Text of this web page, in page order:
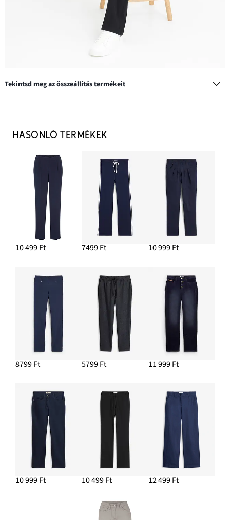
Tekintsd meg az összeállítás termékeit
9299 Ft
HOZZÁADÁS A KOSÁRHOZ
Póló tiszta pamutból
2799 Ft
HOZZÁADÁS A KOSÁRHOZ
HASONLÓ TERMÉKEK
10 499 Ft 7499 Ft 10 999 Ft
8799 Ft 5799 Ft 11 999 Ft
10 999 Ft 10 499 Ft 12 499 Ft